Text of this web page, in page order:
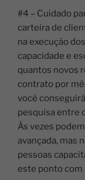
#4 – Cuidado
carteira de
na execução
capacidade e
quantos novos
contrato por
você
pesquisa entre
Às vezes
avançada, mas
pessoas
este ponto com